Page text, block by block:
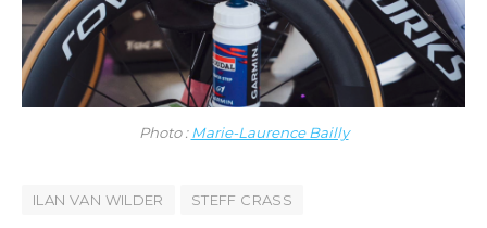
Photo :Marie-Laurence Bailly
ILAN VAN WILDER STEFF CRASS